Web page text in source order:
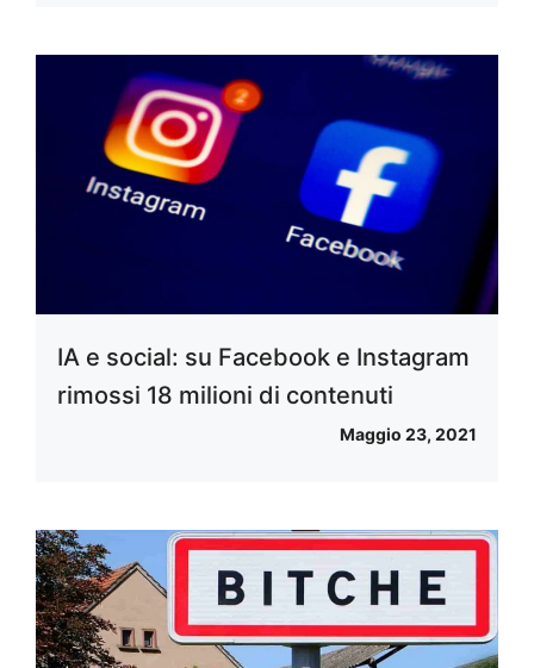
IA e social: su Facebook e Instagram
rimossi 18 milioni di contenuti
Maggio 23, 2021